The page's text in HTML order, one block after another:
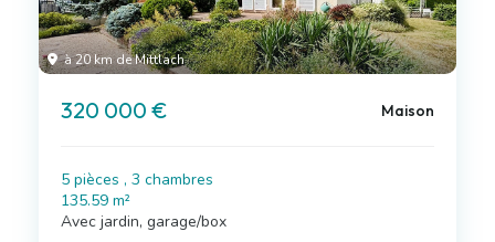
à 20 km de Mittlach
320 000 € Maison
5 pièces , 3 chambres
135.59 m²
Avec jardin, garage/box